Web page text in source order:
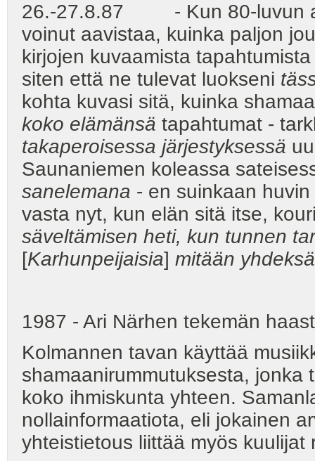
26.-27.8.87 - Kun 80-luvun
voinut aavistaa, kuinka paljon
kirjojen kuvaamista
siten että ne tulevat luokseni
kohta kuvasi sitä, kuinka
koko elämänsä tapahtumat -
takaperoisessa järjestyksessä
Saunaniemen koleassa
sanelemana - en suinkaan
vasta nyt, kun elän sitä itse,
säveltämisen heti, kun tunnen
[Karhunpeijaisia] mitään
1987 - Ari Närhen tekemän
Kolmannen tavan käyttää
shamaanirummutuksesta,
koko ihmiskunta yhteen.
nollainformaatiota, eli jokainen
yhteistietous liittää myös kuulijat